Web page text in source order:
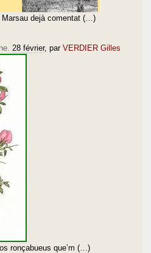
Marsau dejà comentat (…)
28 février, par VERDIER Gilles
ronçabueus que’m (…)